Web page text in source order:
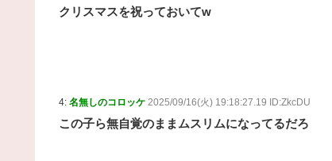
クリスマスを祝っておいてw
4: 名無しのコロッケ 2025/09/16(火) 19:18:27.19 ID:ZkcDU
この子ら無自覚のままムスリムになってるだろ